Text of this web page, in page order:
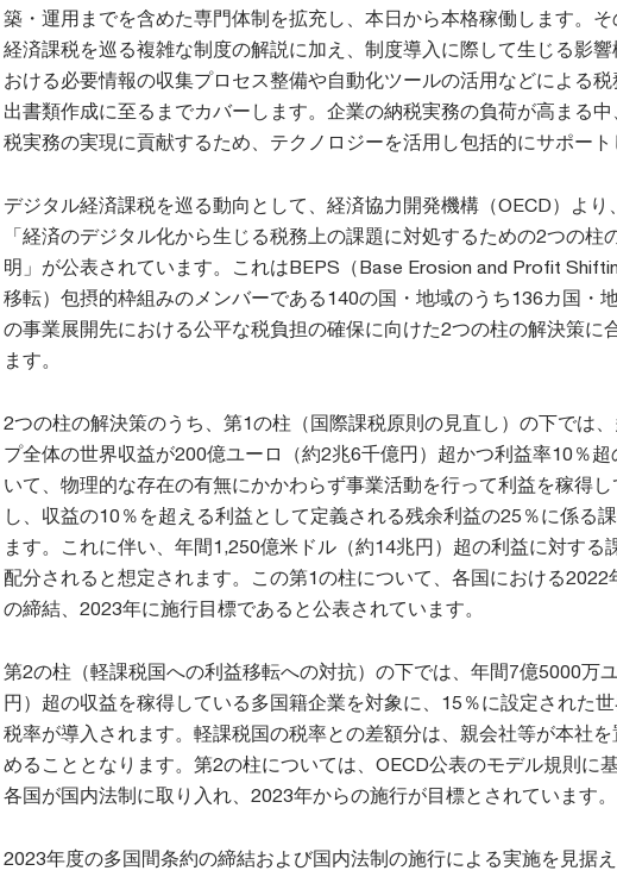
築・運用までを含めた専門体制を拡充し、本日から本格稼働します。
経済課税を巡る複雑な制度の解説に加え、制度導入に際して生じる影
おける必要情報の収集プロセス整備や自動化ツールの活用などによる
出書類作成に至るまでカバーします。企業の納税実務の負荷が高まる
税実務の実現に貢献するため、テクノロジーを活用し包括的にサポート
デジタル経済課税を巡る動向として、経済協力開発機構（OECD）より
「経済のデジタル化から生じる税務上の課題に対処するための2つの柱
明」が公表されています。これはBEPS（Base Erosion and Profit
移転）包摂的枠組みのメンバーである140の国・地域のうち136カ国・
の事業展開先における公平な税負担の確保に向けた2つの柱の解決策に
ます。
2つの柱の解決策のうち、第1の柱（国際課税原則の見直し）の下では
プ全体の世界収益が200億ユーロ（約2兆6千億円）超かつ利益率10％
いて、物理的な存在の有無にかかわらず事業活動を行って利益を稼得
し、収益の10％を超える利益として定義される残余利益の25％に係る
ます。これに伴い、年間1,250億米ドル（約14兆円）超の利益に対する
配分されると想定されます。この第1の柱について、各国における2022
の締結、2023年に施行目標であると公表されています。
第2の柱（軽課税国への利益移転への対抗）の下では、年間7億5000万
円）超の収益を稼得している多国籍企業を対象に、15％に設定された
税率が導入されます。軽課税国の税率との差額分は、親会社等が本社
めることとなります。第2の柱については、OECD公表のモデル規則に
各国が国内法制に取り入れ、2023年からの施行が目標とされています。
2023年度の多国間条約の締結および国内法制の施行による実施を見据